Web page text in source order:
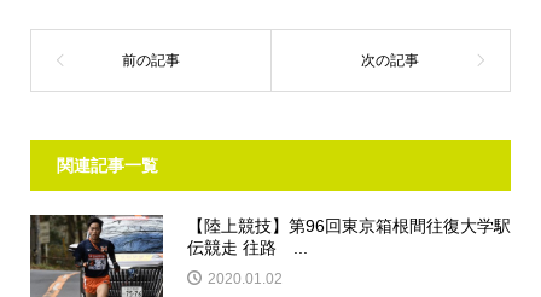
関連記事一覧
【陸上競技】第96回東京箱根間往復大学駅
伝競走 往路 ...
2020.01.02